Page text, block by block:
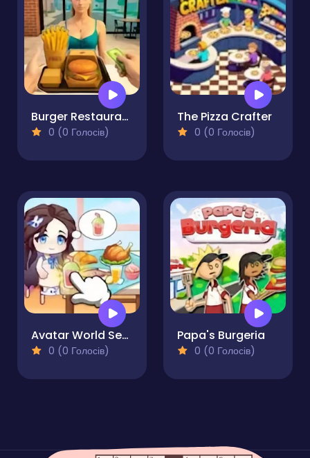
Burger Restaurant Simulator 3D
0 (0 Голосів)
The Pizza Crafter
0 (0 Голосів)
Avatar World Secrets
0 (0 Голосів)
Papa's Burgeria
0 (0 Голосів)